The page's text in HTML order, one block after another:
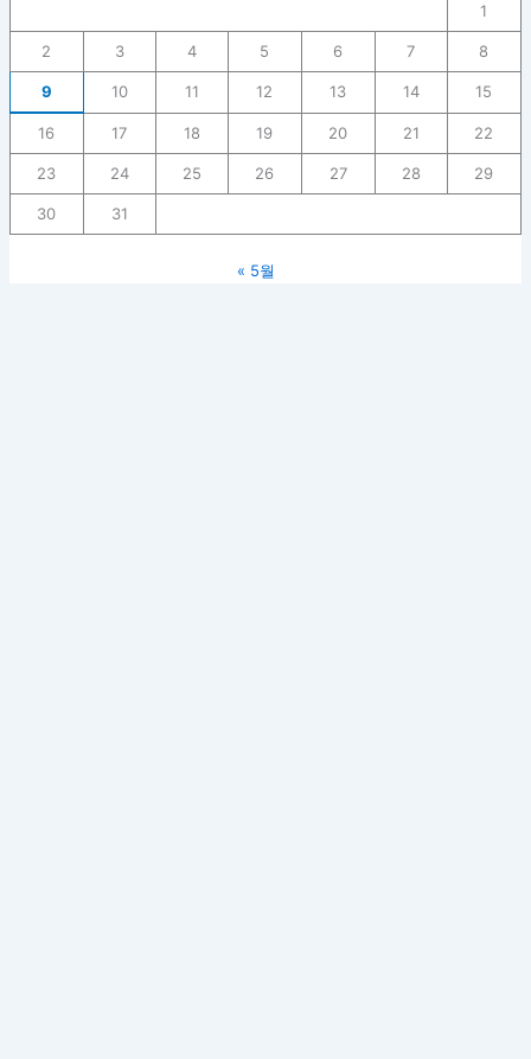
1
2 3 4 5 6 7 8
9 10 11 12 13 14 15
16 17 18 19 20 21 22
23 24 25 26 27 28 29
30 31
« 5월